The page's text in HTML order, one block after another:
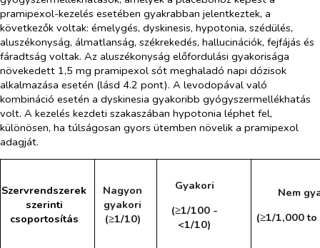
pramipexol-kezelés esetében gyakrabban jelentkeztek, a
következők voltak: émelygés, dyskinesis, hypotonia, szédülés,
aluszékonyság, álmatlanság, székrekedés, hallucinációk, fejfájás és
fáradtság voltak. Az aluszékonyság előfordulási gyakorisága
növekedett 1,5 mg pramipexol sót meghaladó napi dózisok
alkalmazása esetén (lásd 4.2 pont). A levodopával való
kombináció esetén a dyskinesia gyakoribb gyógyszermellékhatás
volt. A kezelés kezdeti szakaszában hypotonia léphet fel,
különösen, ha túlságosan gyors ütemben növelik a pramipexol
adagját.
Szervrendszerek
szerinti
csoportosítás
Nagyon
gyakori
(≥1/10)
Gyakori
(≥1/100 -
<1/10)
Nem
(≥1/1,000